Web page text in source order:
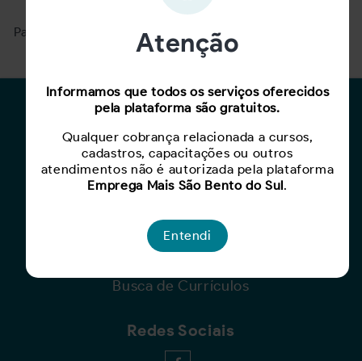
Para ver mais, acesse a página Buscar Oportunidades.
Para Candidatos
Busca de Oportunidades
Cadastro de Currículo
Capacite-se
Para Empresas
Busca de Currículos
Redes Sociais
Atenção
Informamos que todos os serviços oferecidos
pela plataforma são gratuitos.
Qualquer cobrança relacionada a cursos,
cadastros, capacitações ou outros
atendimentos não é autorizada pela plataforma
Emprega Mais São Bento do Sul.
Entendi